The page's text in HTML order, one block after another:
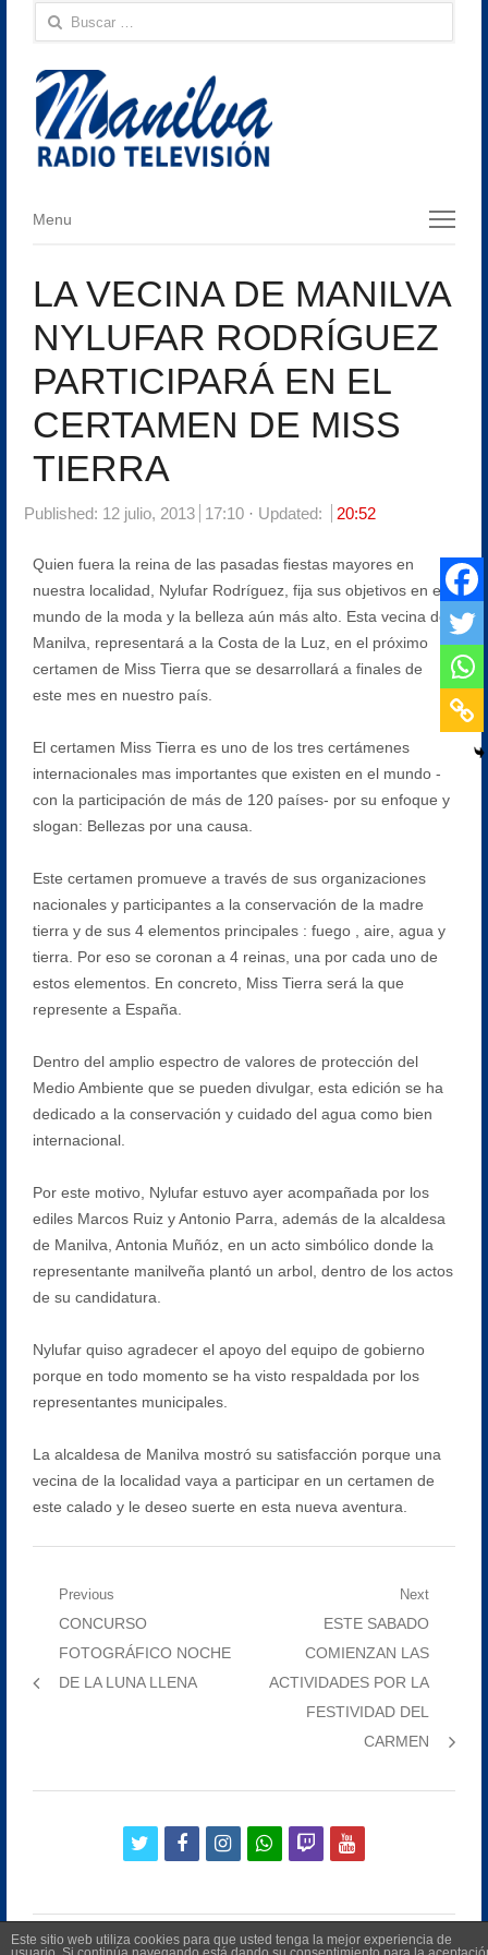
Buscar:
Menu
Menu
LA VECINA DE MANILVA
NYLUFAR RODRÍGUEZ
PARTICIPARÁ EN EL
CERTAMEN DE MISS
TIERRA
Published: 12 julio, 2013 17:10 Updated: 20:52
Quien fuera la reina de las pasadas fiestas mayores en
nuestra localidad, Nylufar Rodríguez, fija sus objetivos en el
mundo de la moda y la belleza aún más alto. Esta vecina de
Manilva, representará a la Costa de la Luz, en el próximo
certamen de Miss Tierra que se desarrollará a finales de
este mes en nuestro país.
El certamen Miss Tierra es uno de los tres certámenes
internacionales mas importantes que existen en el mundo -
con la participación de más de 120 países- por su enfoque y
slogan: Bellezas por una causa.
Este certamen promueve a través de sus organizaciones
nacionales y participantes a la conservación de la madre
tierra y de sus 4 elementos principales : fuego , aire, agua y
tierra. Por eso se coronan a 4 reinas, una por cada uno de
estos elementos. En concreto, Miss Tierra será la que
represente a España.
Dentro del amplio espectro de valores de protección del
Medio Ambiente que se pueden divulgar, esta edición se ha
dedicado a la conservación y cuidado del agua como bien
internacional.
Por este motivo, Nylufar estuvo ayer acompañada por los
ediles Marcos Ruiz y Antonio Parra, además de la alcaldesa
de Manilva, Antonia Muñóz, en un acto simbólico donde la
representante manilveña plantó un arbol, dentro de los actos
de su candidatura.
Nylufar quiso agradecer el apoyo del equipo de gobierno
porque en todo momento se ha visto respaldada por los
representantes municipales.
La alcaldesa de Manilva mostró su satisfacción porque una
vecina de la localidad vaya a participar en un certamen de
este calado y le deseo suerte en esta nueva aventura.
Navegación
entradas
Previous
Previous
post:
CONCURSO
FOTOGRÁFICO NOCHE
DE LA LUNA LLENA
Next
Next
post:
ESTE SABADO
COMIENZAN LAS
ACTIVIDADES POR LA
FESTIVIDAD DEL
CARMEN
twitterfacebookinstagramwhatsapp
twitchyoutube
Este sitio web utiliza cookies para que usted tenga la mejor experiencia de